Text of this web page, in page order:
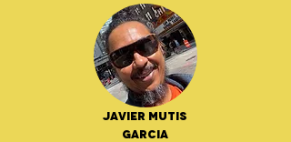
Javier Mutis
Garcia